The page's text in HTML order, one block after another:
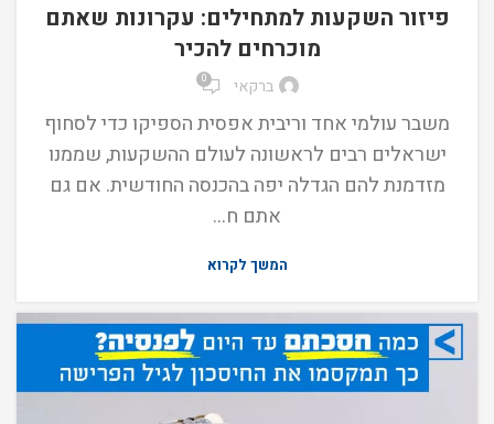
פיזור השקעות למתחילים: עקרונות שאתם
מוכרחים להכיר
ברקאי 0
משבר עולמי אחד וריבית אפסית הספיקו כדי לסחוף
ישראלים רבים לראשונה לעולם ההשקעות, שממנו
מזדמנת להם הגדלה יפה בהכנסה החודשית. אם גם
אתם ח...
המשך לקרוא